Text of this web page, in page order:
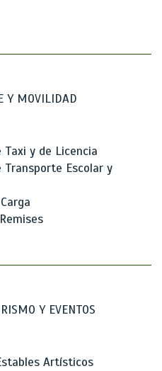
Y MOVILIDAD
y de Licencia
Escolar y
Y EVENTOS
Artísticos